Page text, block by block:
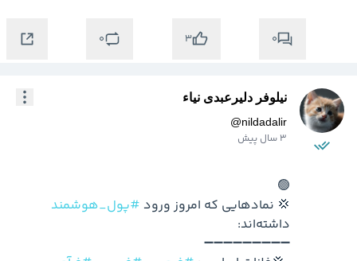
0
3
0
نیلوفر دلیرعبدی نیاء
@nildadalir
3 سال پیش
💢 نمادهایی که امروز ورود #پول‌_هوشمند